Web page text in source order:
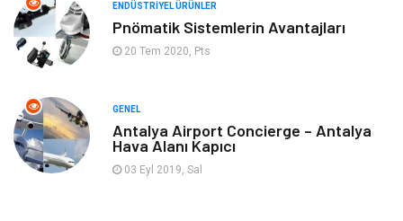
Aksesuar Bahçe Ev
Ambalaj
Markalar
Telekomünikasyon Basın Yayın
ENDÜSTRIYEL ÜRÜNLER
Pnömatik Sistemlerin Avantajları
20 Tem 2020, Pts
GENEL
Antalya Airport Concierge – Antalya
Hava Alanı Kapıcı
03 Eyl 2019, Sal